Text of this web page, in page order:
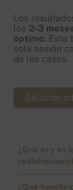
Los
los 2-3
óptimo. Este
sola sesión
de los casos.
Solicitar
¿Qué es y en
¿Qué